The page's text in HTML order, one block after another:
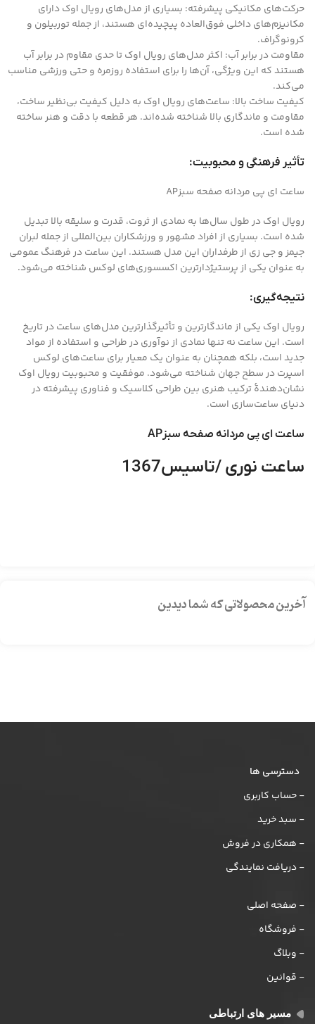
حرکت‌های مکانیکی پیشرفته: بسیاری از مدل‌های رویال اوک دارای
مکانیزم‌های داخلی فوق‌العاده پیچیده‌ای هستند، از جمله توربیلون و
کرونوگراف.
مقاومت در برابر آب: اکثر مدل‌های رویال اوک تا حدی مقاوم در برابر آب
هستند که این ویژگی، آن‌ها را برای استفاده روزمره و حتی ورزشی مناسب
می‌کند.
کیفیت ساخت بالا: ساعت‌های رویال اوک به دلیل کیفیت بی‌نظیر ساخت،
مقاومت و ماندگاری بالا شناخته شده‌اند. هر قطعه با دقت و هنر ساخته
شده است.
تأثیر فرهنگی و محبوبیت:
ساعت ای پی مردانه صفحه سبزAP
رویال اوک در طول سال‌ها به نمادی از ثروت، قدرت و سلیقه بالا تبدیل
شده است. بسیاری از افراد مشهور و ورزشکاران بین‌المللی از جمله لبران
جیمز و جی زی از طرفداران این مدل هستند. این ساعت در فرهنگ عمومی
به عنوان یکی از پرستیژدارترین اکسسوری‌های لوکس شناخته می‌شود.
نتیجه‌گیری:
رویال اوک یکی از ماندگارترین و تأثیرگذارترین مدل‌های ساعت در تاریخ
است. این ساعت نه تنها نمادی از نوآوری در طراحی و استفاده از مواد
جدید است، بلکه همچنان به عنوان یک معیار برای ساعت‌های لوکس
اسپرت در سطح جهان شناخته می‌شود. موفقیت و محبوبیت رویال اوک
نشان‌دهندهٔ ترکیب هنری بین طراحی کلاسیک و فناوری پیشرفته در
دنیای ساعت‌سازی است.
ساعت ای پی مردانه صفحه سبزAP
ساعت نوری /تاسیس1367
آخرین محصولاتی که شما دیدین
دسترسی ها
- حساب کاربری
- سبد خرید
- همکاری در فروش
- دریافت نمایندگی
- صفحه اصلی
- فروشگاه
- وبلاگ
- قوانین
مسیر های ارتباطی